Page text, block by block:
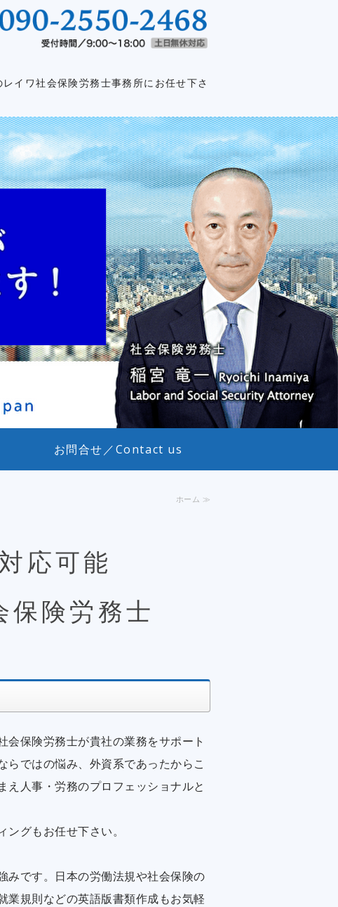
外資系企業特化｜元社長が社長をサ
イワ社会保険労務士事務所にお任せ下さ
お問合せ／Contact us
ホーム ≫
応可能
保険労務士
保険労務士が貴社の業務をサポート
らではの悩み、外資系であったからこ
え人事・労務のプロフェッショナルと
グもお任せ下さい。
みです。日本の労働法規や社会保険の
業規則などの英語版書類作成もお気軽